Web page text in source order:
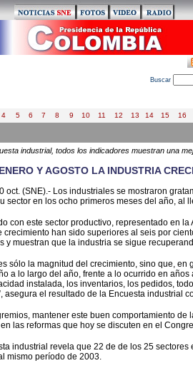
Buscar
4 5 6 7 8 9 10 11 12 13 14 15 16
industrial, todos los indicadores muestran una
Y AGOSTO LA INDUSTRIA
oct. (SNE).- Los industriales se mostraron
sector en los ocho primeros meses del año, al
con este sector productivo, representado en
crecimiento han sido superiores al seis por
y muestran que la industria se sigue
sólo la magnitud del crecimiento, sino que,
a lo largo del año, frente a lo ocurrido en
instalada, los inventarios, los pedidos,
asegura el resultado de la Encuesta industrial
mantener este buen comportamiento
las reformas que hoy se discuten en el
industrial revela que 22 de de los 25
mismo período de 2003.